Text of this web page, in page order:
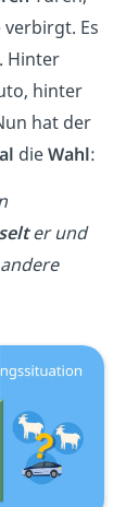
verbirgt. Es
Hinter
hinter
hat der
dieWahl:
er und